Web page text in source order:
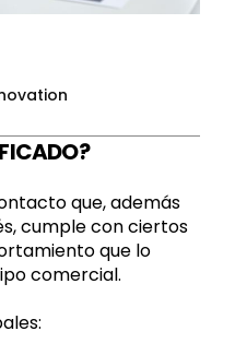
que, además
cumple con ciertos
que lo
comercial.